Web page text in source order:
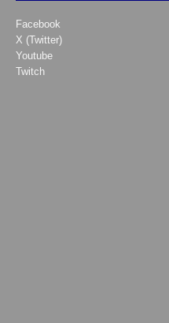
Facebook
X (Twitter)
Youtube
Twitch